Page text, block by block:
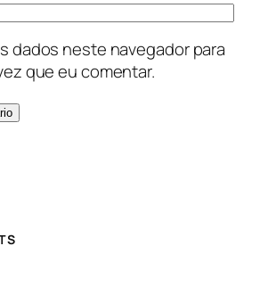
dados neste navegador para
que eu comentar.